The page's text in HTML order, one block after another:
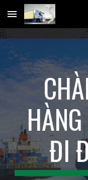
Skip to main content
ĐI